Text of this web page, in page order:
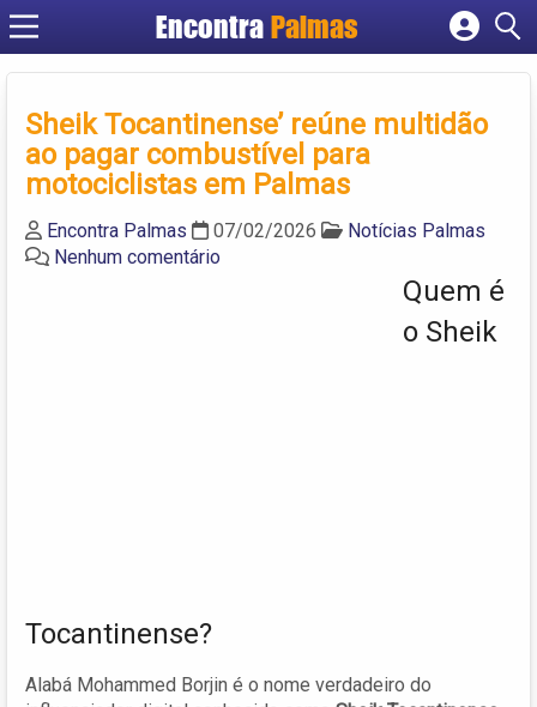
Encontra Palmas
Cadastrar empresa
Criar conta
Sheik Tocantinense’ reúne multidão
ao pagar combustível para
motociclistas em Palmas
Encontra Palmas 07/02/2026
Notícias Palmas
Nenhum comentário
Quem é
o Sheik
Tocantinense?
Alabá Mohammed Borjin é o nome verdadeiro do